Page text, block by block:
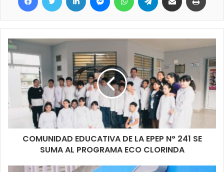
resalto el compromiso de muchos vecinos que entienden de la
importancia de vacunar a sus mascotas y las traen para
La gente de Inspección Urbana y de bromatología estuvo atenta
acompañando todo el desarrollo de la presencia de este
servicio en ambos días, coordinando y organizando
principalmente todo lo ligado a la vacunación de perros y gatos.
COMUNIDAD EDUCATIVA DE LA EPEP N° 241 SE
SUMA AL PROGRAMA ECO CLORINDA